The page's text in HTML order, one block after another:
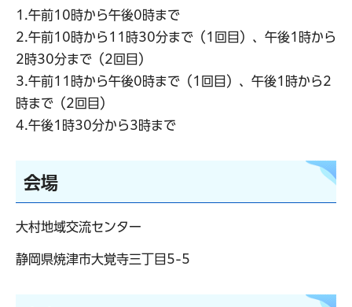
1.午前10時から午後0時まで
2.午前10時から11時30分まで（1回目）、午後1時から
2時30分まで（2回目）
3.午前11時から午後0時まで（1回目）、午後1時から2
時まで（2回目）
4.午後1時30分から3時まで
会場
大村地域交流センター
静岡県焼津市大覚寺三丁目5-5